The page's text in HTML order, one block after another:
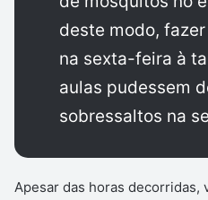
deste modo,
na sexta-feira à
aulas pudessem
sobressaltos na
Apesar das horas decorridas,